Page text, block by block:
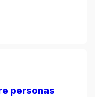
personas